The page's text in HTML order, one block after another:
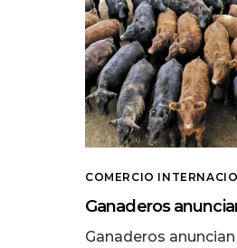
COMERCIO
Ganaderos
Ganaderos